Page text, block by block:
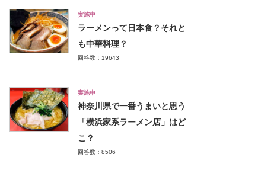
実施中
ラーメンって日本食？それと
も中華料理？
回答数：19643
実施中
神奈川県で一番うまいと思う
「横浜家系ラーメン店」はど
こ？
回答数：8506